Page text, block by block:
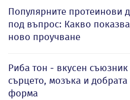
Популярните протеинови
под въпрос: Какво показва
ново проучване
Риба тон - вкусен съюзник
сърцето, мозъка и добрата
форма